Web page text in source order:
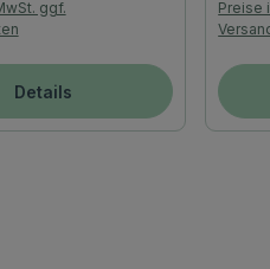
ggf.
Details
Preise